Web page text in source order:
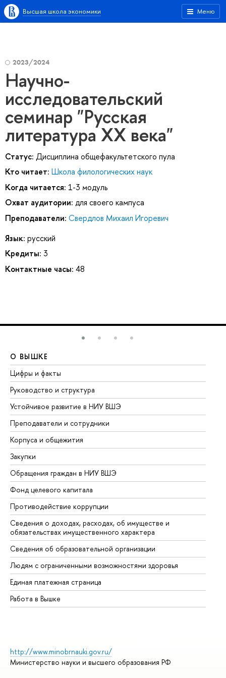
Меню
Высшая школа экономики
2023/2024
Научно-
исследовательский
семинар "Русская
литература XX века"
Статус: Дисциплина общефакультетского пула
Кто читает: Школа филологических наук
Когда читается: 1-3 модуль
Охват аудитории: для своего кампуса
Преподаватели: Свердлов Михаил Игоревич
Язык: русский
Кредиты: 3
Контактные часы: 48
О ВЫШКЕ
Цифры и факты
Руководство и структура
Устойчивое развитие в НИУ ВШЭ
Преподаватели и сотрудники
Корпуса и общежития
Закупки
Обращения граждан в НИУ ВШЭ
Фонд целевого капитала
Противодействие коррупции
Сведения о доходах, расходах, об имуществе и
обязательствах имущественного характера
Сведения об образовательной организации
Людям с ограниченными возможностями здоровья
Единая платежная страница
Работа в Вышке
http://www.minobrnauki.gov.ru/
Министерство науки и высшего образования РФ